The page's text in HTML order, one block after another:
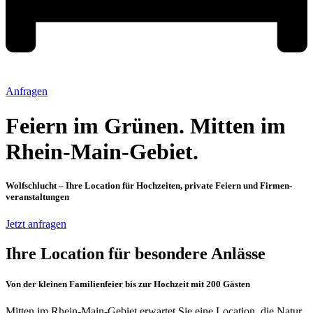
Anfragen
Feiern im Grünen. Mitten im
Rhein-Main-Gebiet.
Wolfschlucht – Ihre Location für Hochzeiten, private Feiern und Firmen­
veranstaltungen
Jetzt anfragen
Ihre Location für besondere Anlässe
Von der kleinen Familienfeier bis zur Hochzeit mit 200 Gästen